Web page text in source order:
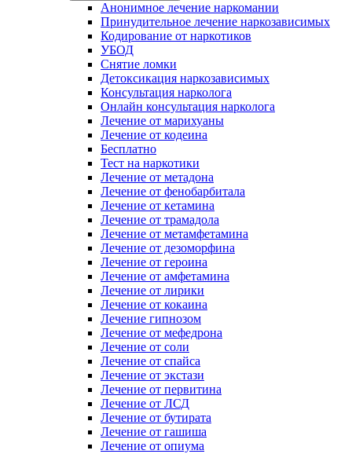
Анонимное лечение наркомании
Принудительное лечение наркозависимых
Кодирование от наркотиков
УБОД
Снятие ломки
Детоксикация наркозависимых
Консультация нарколога
Онлайн консультация нарколога
Лечение от марихуаны
Лечение от кодеина
Бесплатно
Тест на наркотики
Лечение от метадона
Лечение от фенобарбитала
Лечение от кетамина
Лечение от трамадола
Лечение от метамфетамина
Лечение от дезоморфина
Лечение от героина
Лечение от амфетамина
Лечение от лирики
Лечение от кокаина
Лечение гипнозом
Лечение от мефедрона
Лечение от соли
Лечение от спайса
Лечение от экстази
Лечение от первитина
Лечение от ЛСД
Лечение от бутирата
Лечение от гашиша
Лечение от опиума